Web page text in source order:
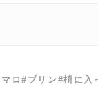
ロ#プリン#枡に入